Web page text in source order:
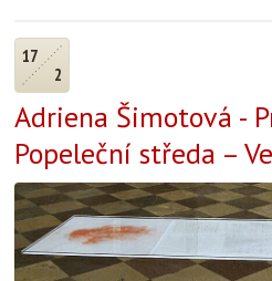
17
2
Adriena Šimotová -
Popeleční středa –